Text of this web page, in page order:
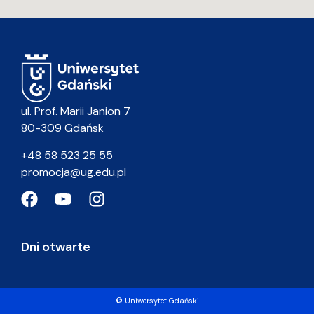
ul. Prof. Marii Janion 7
80-309 Gdańsk
+48 58 523 25 55
promocja@ug.edu.pl
Dni otwarte
© Uniwersytet Gdański